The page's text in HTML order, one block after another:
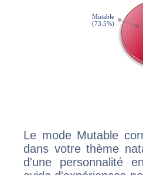
Le mode Mutable
dans votre thème
d'une personnalité